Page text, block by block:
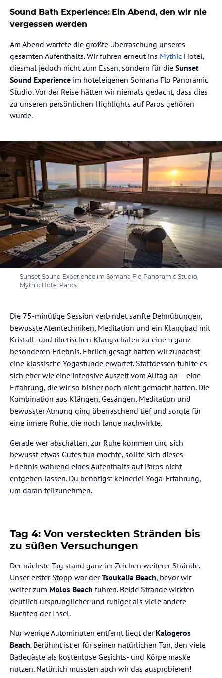
Sound Bath Experience: Ein Abend, den wir nie
vergessen werden
Am Abend wartete die größte Überraschung unseres
gesamten Aufenthalts. Wir fuhren erneut ins Mythic Hotel,
diesmal jedoch nicht zum Essen, sondern für die Sunset
Sound Experience im hoteleigenen Somana Flo Panoramic
Studio. Vor der Reise hätten wir niemals gedacht, dass dies
zu unseren persönlichen Highlights auf Paros gehören
würde.
Sunset Sound Experience im Somana Flo Panoramic Studio,
Mythic Hotel Paros
Die 75-minütige Session verbindet sanfte Dehnübungen,
bewusste Atemtechniken, Meditation und ein Klangbad mit
Kristall- und tibetischen Klangschalen zu einem ganz
besonderen Erlebnis. Ehrlich gesagt hatten wir zunächst
eine klassische Yogastunde erwartet. Stattdessen fühlte es
sich eher wie eine intensive Auszeit vom Alltag an – eine
Erfahrung, die wir so bisher noch nicht gemacht hatten. Die
Kombination aus Klängen, Gesängen, Meditation und
bewusster Atmung ging überraschend tief und sorgte für
eine innere Ruhe, die noch lange nachwirkte.
Gerade wer abschalten, zur Ruhe kommen und sich
bewusst etwas Gutes tun möchte, sollte sich dieses
Erlebnis während eines Aufenthalts auf Paros nicht
entgehen lassen. Du benötigst keinerlei Yoga-Erfahrung,
um daran teilzunehmen.
Tag 4: Von versteckten Stränden bis
zu süßen Versuchungen
Der nächste Tag stand ganz im Zeichen weiterer Strände.
Unser erster Stopp war derTsoukalia Beach, bevor wir
weiter zum Molos Beach fuhren. Beide Strände wirkten
deutlich ursprünglicher und ruhiger als viele andere
Buchten der Insel.
Nur wenige Autominuten entfernt liegt der Kalogeros
Beach. Berühmt ist er für seinen natürlichen Ton, den viele
Badegäste als kostenlose Gesichts- und Körpermaske
nutzen. Natürlich mussten auch wir das ausprobieren!